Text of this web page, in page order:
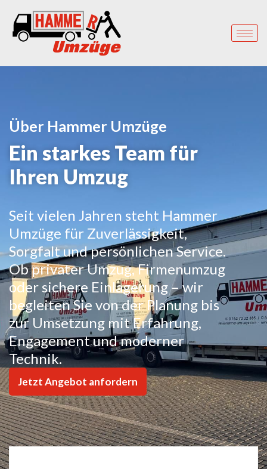
Über Hammer Umzüge
Ein starkes Team für
Ihren Umzug
Seit vielen Jahren steht Hammer
Umzüge für Zuverlässigkeit,
Sorgfalt und persönlichen Service.
Ob privater Umzug, Firmenumzug
oder sichere Einlagerung – wir
begleiten Sie von der Planung bis
zur Umsetzung mit Erfahrung,
Engagement und moderner
Technik.
Jetzt Angebot anfordern